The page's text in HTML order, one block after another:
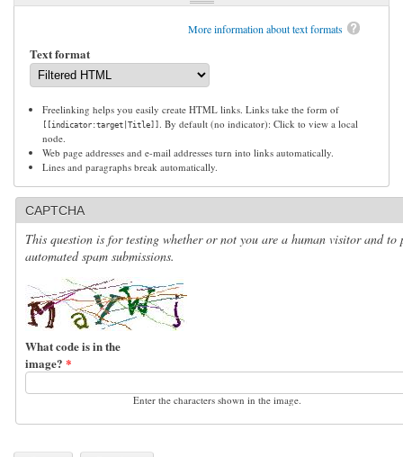
More information about text formats
Text format
Freelinking helps you easily create HTML links. Links take the form of
[[indicator:target|Title]]
. By default (no indicator): Click to view a local
node.
Web page addresses and e-mail addresses turn into links automatically.
Lines and paragraphs break automatically.
CAPTCHA
This question is for testing whether or not you are a human visitor and to
automated spam submissions.
What code is in the
image? *
Enter the characters shown in the image.